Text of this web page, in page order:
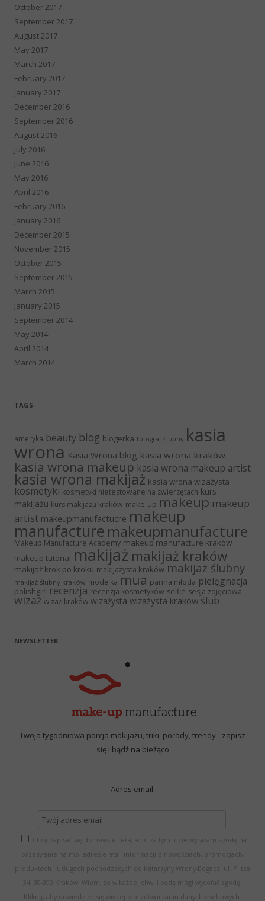
October 2017
September 2017
August 2017
May 2017
March 2017
February 2017
January 2017
December 2016
September 2016
August 2016
July 2016
June 2016
May 2016
April 2016
February 2016
January 2016
December 2015
November 2015
October 2015
September 2015
March 2015
January 2015
September 2014
May 2014
April 2014
March 2014
TAGS
ameryka beauty blog blogerka fotograf ślubny kasia
wrona Kasia Wrona blog kasia wrona kraków
kasia wrona makeup kasia wrona makeup artist
kasia wrona makijaż kasia wrona wizażysta
kosmetyki kosmetyki nietestowane na zwierzętach kurs
makijażu kurs makijażu kraków make-up makeup makeup
artist makeupmanufactucre makeup
manufacture makeupmanufacture
Makeup Manufacture Academy makeup manufacture kraków
makeup tutorial makijaż makijaż kraków
makijaż krok po kroku makijażysta kraków makijaż ślubny
makijaż ślubny kraków modelka mua panna młoda pielęgnacja
polishgirl recenzja recenzja kosmetyków selfie sesja zdjęciowa
wizaż wizaż kraków wizażysta wizażysta kraków ślub
NEWSLETTER
Twoja tygodniowa porcja makijażu, triki, porady, trendy - zapisz
się i bądź na bieżąco
Adres email:
Chcę zapisać się do newslettera, a co za tym idzie wyrażam zgodę na
przesyłanie na mój adres e-mail informacji o nowościach, promocjach,
produktach i usługach pochodzących od Katarzyny Wrony-Bogacz, ul. Piltza
34, 30-392 Kraków. Wiem, że w każdej chwili będę mógł wycofać zgodę.
Kliknij, aby dowiedzieć się więcej o przetwarzaniu danych osobowych.